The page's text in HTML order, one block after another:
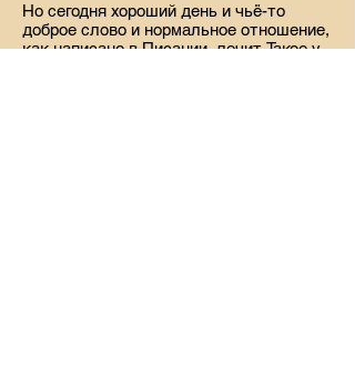
Но сегодня хороший день и чьё-то
доброе слово и нормальное отношение,
как написано в Писании, лечит. Такое у